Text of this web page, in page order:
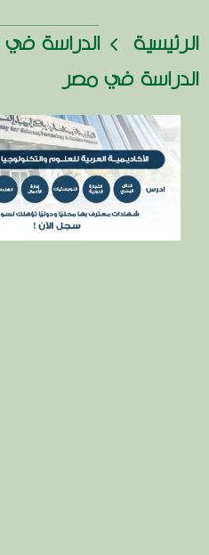
الرئيسية
الدراسة في
الدراسة في مصر